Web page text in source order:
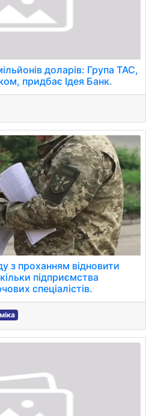
доларів: Група ТАС,
придбає Ідея Банк.
з проханням відновити
підприємства
спеціалістів.